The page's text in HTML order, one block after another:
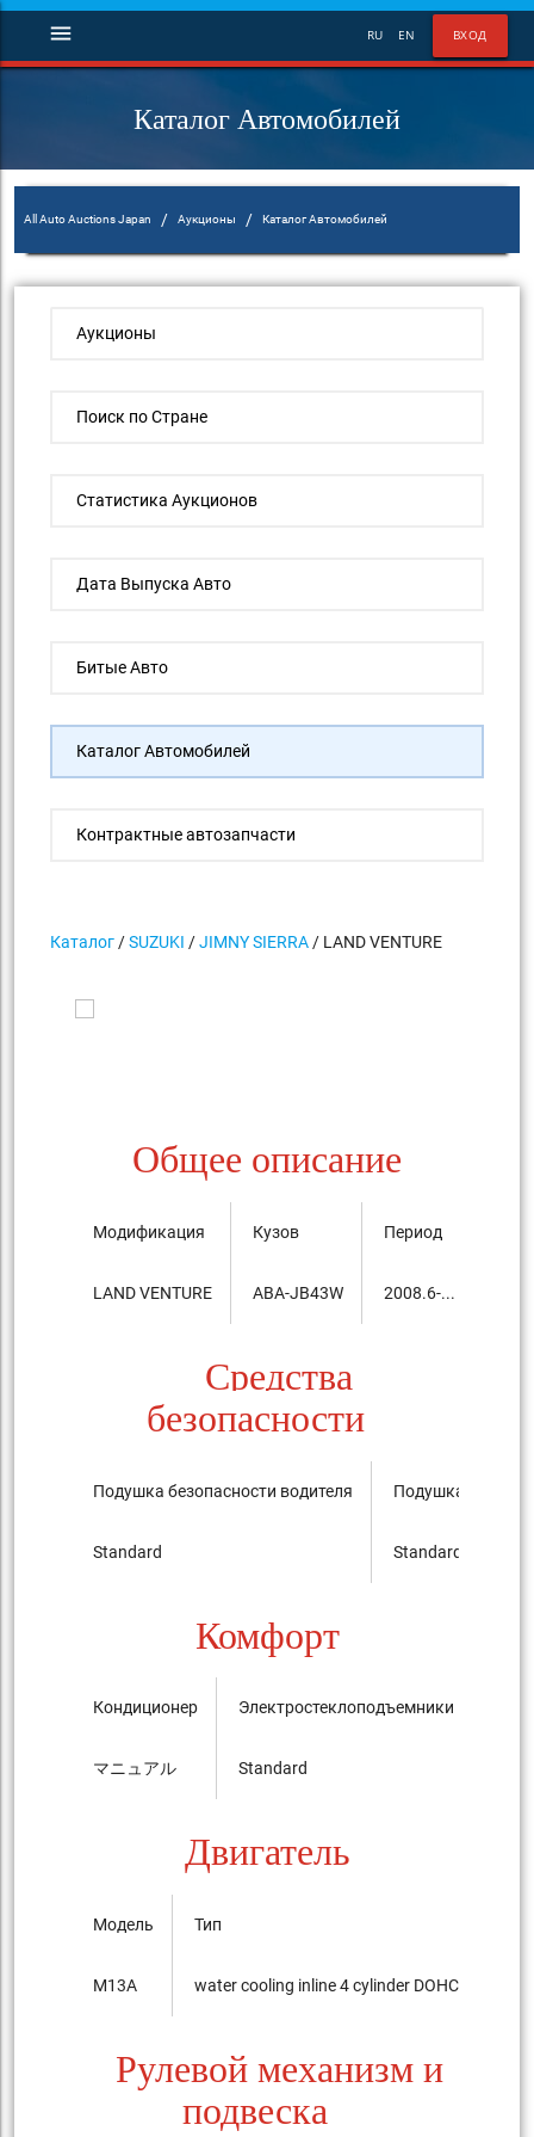
ВХОД
RU EN
menu
Каталог Автомобилей
All Auto Auctions Japan / Аукционы / Каталог Автомобилей
Аукционы
Поиск по Стране
Статистика Аукционов
Дата Выпуска Авто
Битые Авто
Каталог Автомобилей
Контрактные автозапчасти
Каталог /SUZUKI /JIMNY SIERRA / LAND VENTURE
Общее описание
Модификация
LAND VENTURE
Кузов
ABA-JB43W
Период
2008.6-...
Средства
безопасности
Подушка безопасности водителя
Standard
Подушка
Standard
Комфорт
Кондиционер
マニュアル
Электростеклоподъемники
Standard
Двигатель
Модель
M13A
Тип
water cooling inline 4 cylinder DOHC 16-valves
Рулевой механизм и
подвеска